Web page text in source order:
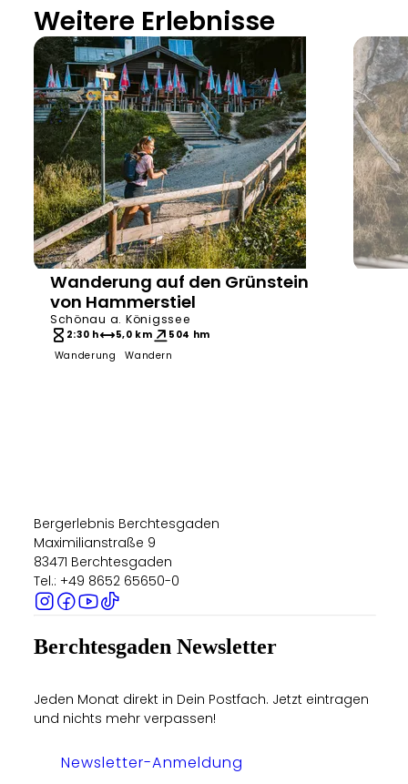
Weitere Erlebnisse
Bergerlebnis Berchtesgaden
Wanderung auf den Grünstein
von Hammerstiel
Schönau a. Königssee
2:30 h 5,0 km
504 hm
Wanderung
Wandern
Bergerlebnis Berchtesgaden
Maximilianstraße 9
83471 Berchtesgaden
Tel.: +49 8652 65650-0
Berchtesgaden Newsletter
Jeden Monat direkt in Dein Postfach. Jetzt eintragen
und nichts mehr verpassen!
Newsletter-Anmeldung